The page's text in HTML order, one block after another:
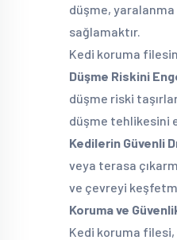
düşme, yaralanma
sağlamaktır.
Kedi koruma
Düşme Riskini
düşme riski
düşme tehlikesini
Kedilerin Güvenli
veya terasa
ve çevreyi
Koruma ve
Kedi koruma filesi,